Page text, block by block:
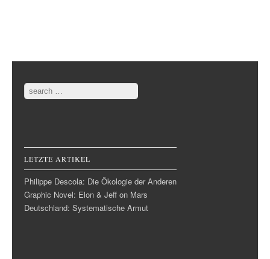
Post navigation
Search
LETZTE ARTIKEL
Philippe Descola: Die Ökologie der Anderen
Graphic Novel: Elon & Jeff on Mars
Deutschland: Systematische Armut